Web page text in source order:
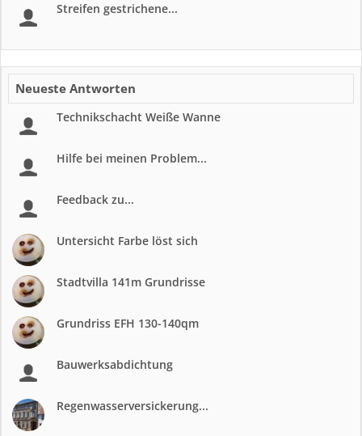
Streifen gestrichene...
Neueste Antworten
Technikschacht Weiße Wanne
Hilfe bei meinen Problem...
Feedback zu...
Untersicht Farbe löst sich
Stadtvilla 141m Grundrisse
Grundriss EFH 130-140qm
Bauwerksabdichtung
Regenwasserversickerung...